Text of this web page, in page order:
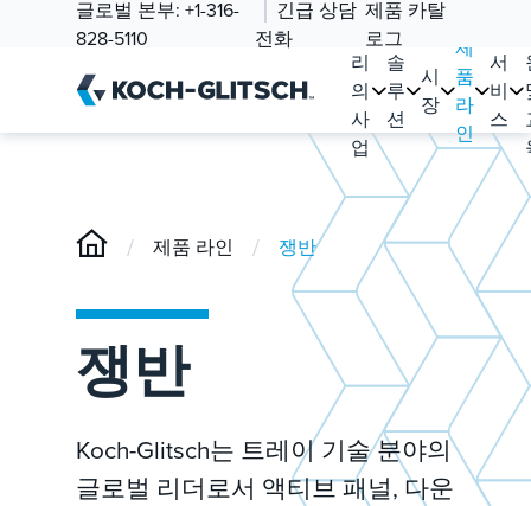
글로벌 본부: +1-316-
828-5110
긴급 상담
전화
제품 카탈
로그
우
리
의
사
업
솔
루
션
시
장
제
품
라
인
서
비
스
/ 제품 라인 / 쟁반
쟁반
Koch-Glitsch는 트레이 기술 분야의
글로벌 리더로서 액티브 패널, 다운